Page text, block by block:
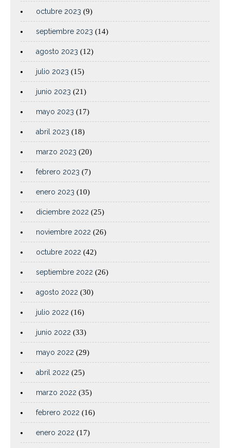
octubre 2023 (9)
septiembre 2023 (14)
agosto 2023 (12)
julio 2023 (15)
junio 2023 (21)
mayo 2023 (17)
abril 2023 (18)
marzo 2023 (20)
febrero 2023 (7)
enero 2023 (10)
diciembre 2022 (25)
noviembre 2022 (26)
octubre 2022 (42)
septiembre 2022 (26)
agosto 2022 (30)
julio 2022 (16)
junio 2022 (33)
mayo 2022 (29)
abril 2022 (25)
marzo 2022 (35)
febrero 2022 (16)
enero 2022 (17)